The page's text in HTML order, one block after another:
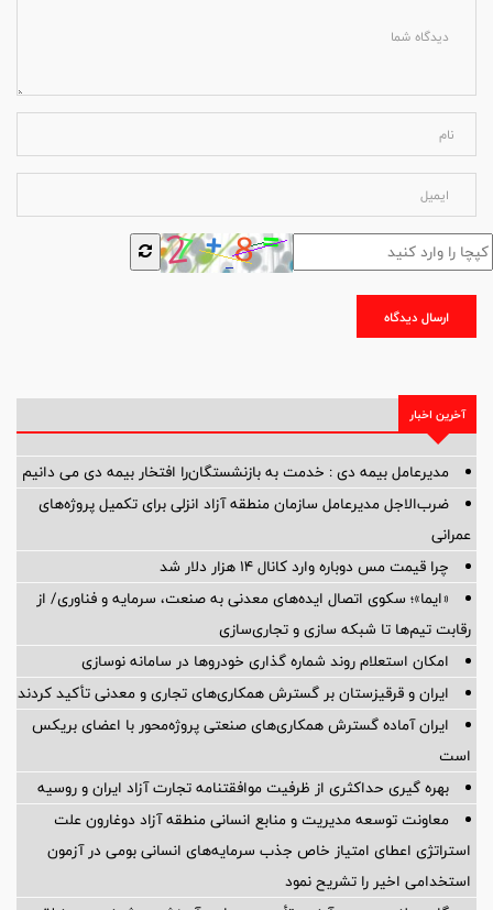
ارسال دیدگاه
آخرین اخبار
مدیرعامل بیمه دی : خدمت به بازنشستگان‌را افتخار بیمه دی می دانیم
ضرب‌الاجل مدیرعامل سازمان منطقه آزاد انزلی برای تكمیل پروژه‌های
عمرانی
چرا قیمت مس دوباره وارد کانال ۱۴ هزار دلار شد
«ایما»؛ سکوی اتصال ایده‌های معدنی به صنعت، سرمایه و فناوری/ از
رقابت تیم‌ها تا شبکه سازی و تجاری‌سازی
امکان استعلام روند شماره گذاری خودروها در سامانه نوسازی
ایران و قرقیزستان بر گسترش همکاری‌های تجاری و معدنی تأکید کردند
ایران آماده گسترش همکاری‌های صنعتی پروژه‌محور با اعضای بریکس
است
بهره گیری حداکثری از ظرفیت موافقتنامه تجارت آزاد ایران و روسیه
معاونت توسعه مدیریت و منابع انسانی منطقه آزاد دوغارون علت
استراتژی اعطای امتیاز خاص جذب سرمایه‌های انسانی بومی در آزمون
استخدامی اخیر را تشریح نمود